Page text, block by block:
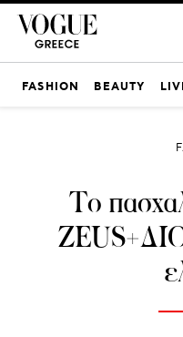
FASHION BEAUTY
Το